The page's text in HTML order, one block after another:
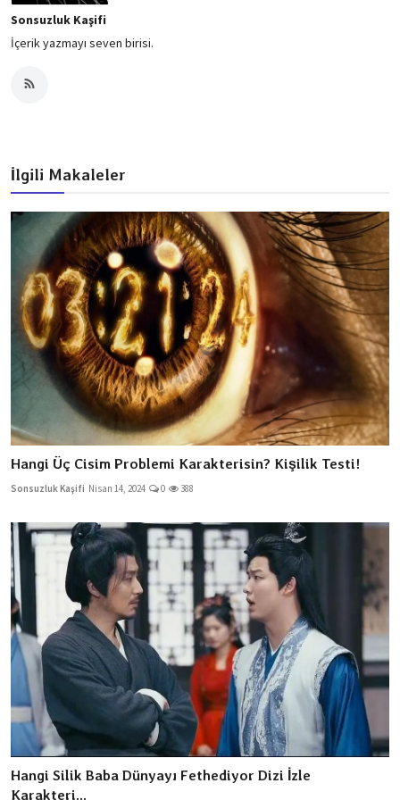
Sonsuzluk Kaşifi
İçerik yazmayı seven birisi.
İlgili Makaleler
Hangi Üç Cisim Problemi Karakterisin? Kişilik Testi!
Sonsuzluk Kaşifi Nisan 14, 2024 0 388
Hangi Silik Baba Dünyayı Fethediyor Dizi İzle
Karakteri...